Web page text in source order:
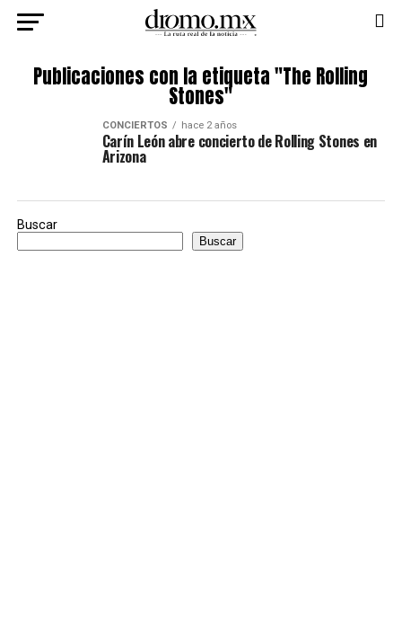
Publicaciones con la etiqueta "The Rolling
Stones"
CONCIERTOS hace 2 años
Carín León abre concierto de Rolling Stones en
Arizona
Buscar
Buscar